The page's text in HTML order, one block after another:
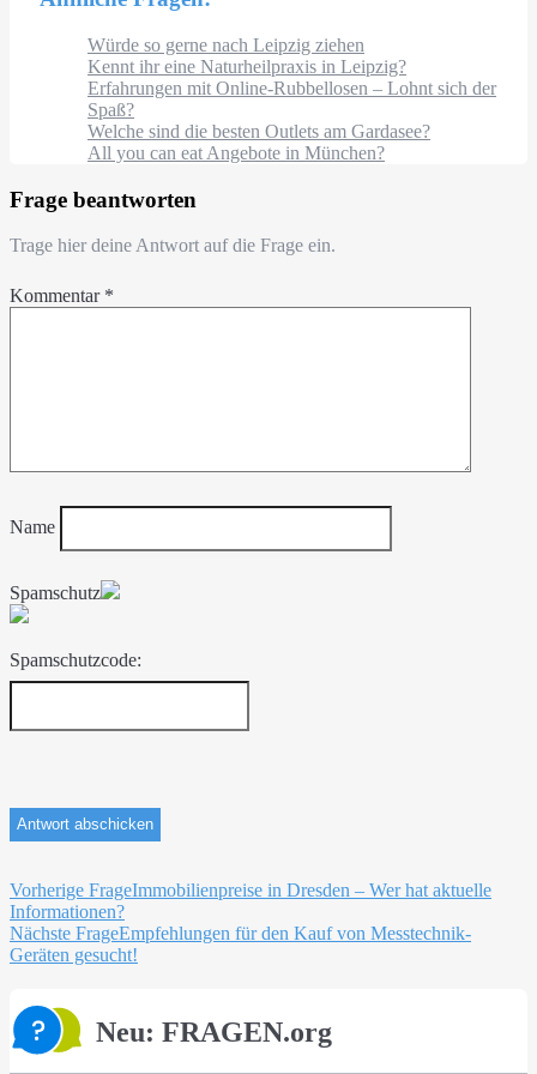
Würde so gerne nach Leipzig ziehen
Kennt ihr eine Naturheilpraxis in Leipzig?
Erfahrungen mit Online-Rubbellosen – Lohnt sich der
Spaß?
Welche sind die besten Outlets am Gardasee?
All you can eat Angebote in München?
Frage beantworten
Trage hier deine Antwort auf die Frage ein.
Kommentar *
Name
Spamschutz
Spamschutzcode:
Beitragsnavigation
Vorherige FrageImmobilienpreise in Dresden – Wer hat aktuelle
Informationen?
Nächste FrageEmpfehlungen für den Kauf von Messtechnik-
Geräten gesucht!
Neu: FRAGEN.org